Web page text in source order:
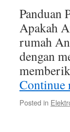
Panduan
Apakah
rumah
dengan
Continue
Posted in